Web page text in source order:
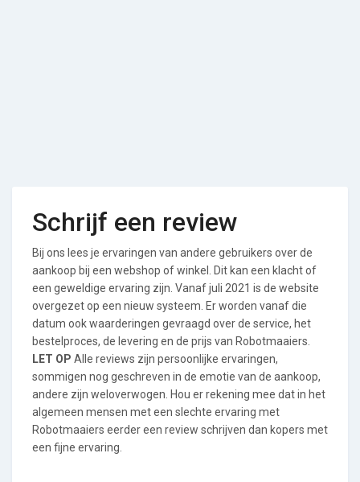
Schrijf een review
Bij ons lees je ervaringen van andere gebruikers over de
aankoop bij een webshop of winkel. Dit kan een klacht of
een geweldige ervaring zijn. Vanaf juli 2021 is de website
overgezet op een nieuw systeem. Er worden vanaf die
datum ook waarderingen gevraagd over de service, het
bestelproces, de levering en de prijs van Robotmaaiers.
LET OP Alle reviews zijn persoonlijke ervaringen,
sommigen nog geschreven in de emotie van de aankoop,
andere zijn weloverwogen. Hou er rekening mee dat in het
algemeen mensen met een slechte ervaring met
Robotmaaiers eerder een review schrijven dan kopers met
een fijne ervaring.